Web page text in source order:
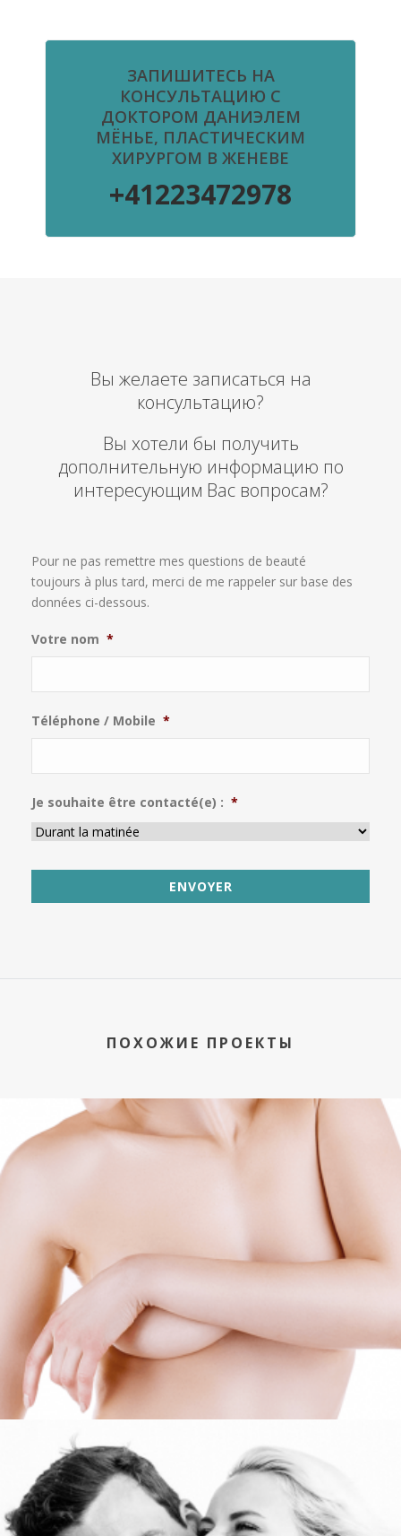
ЗАПИШИТЕСЬ НА
КОНСУЛЬТАЦИЮ С
ДОКТОРОМ ДАНИЭЛЕМ
МЁНЬЕ, ПЛАСТИЧЕСКИМ
ХИРУРГОМ В ЖЕНЕВЕ
+41223472978
Вы желаете записаться на
консультацию?
Вы хотели бы получить
дополнительную информацию по
интересующим Вас вопросам?
Pour ne pas remettre mes questions de beauté
toujours à plus tard, merci de me rappeler sur base des
données ci-dessous.
Votre nom *
Téléphone / Mobile *
Je souhaite être contacté(e) : *
ПОХОЖИЕ ПРОЕКТЫ